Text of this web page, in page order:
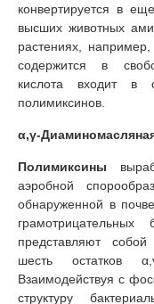
конвертируется в
высших животных
растениях,
содержится в
кислота входит в
полимиксинов.
α,γ-
Полимиксины
аэробной
обнаруженной в
грамотрицательных
представляют
шесть остатков
Взаимодействуя с
структуру